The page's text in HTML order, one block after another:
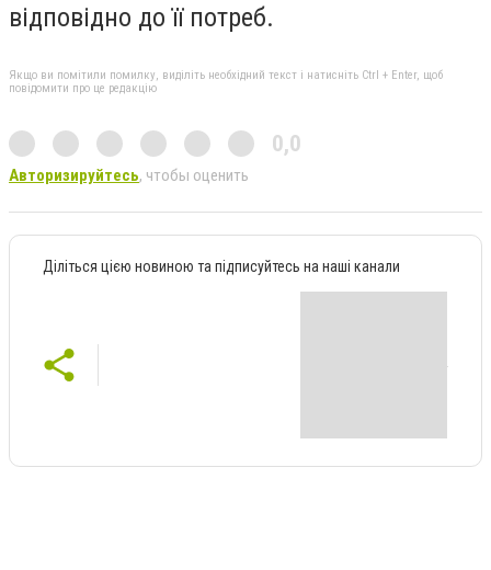
відповідно до її потреб.
Якщо ви помітили помилку, виділіть необхідний текст і натисніть Ctrl + Enter, щоб
повідомити про це редакцію
0,0
Авторизируйтесь, чтобы оценить
Діліться цією новиною та підписуйтесь на наші канали